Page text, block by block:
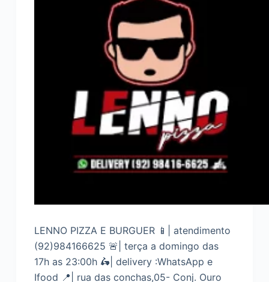
LENNO PIZZA E BURGUER 📱| atendimento
(92)984166625 🚨| terça a domingo das
17h as 23:00h 🛵| delivery :WhatsApp e
Ifood 📍| rua das conchas,05- Conj. Ouro